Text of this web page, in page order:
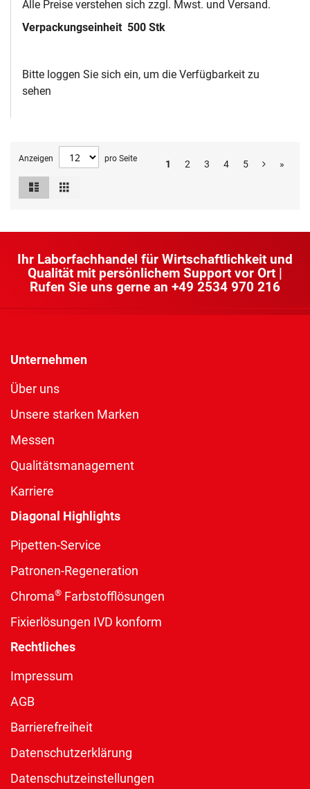
Alle Preise verstehen sich zzgl. Mwst. und Versand.
Verpackungseinheit 500 Stk
Bitte loggen Sie sich ein, um die Verfügbarkeit zu
sehen
Anzeigen pro Seite 1 2 3 4 5 »
Ansicht
Ihr Laborfachhandel für Wirtschaftlichkeit und
Qualität mit persönlichem Support vor Ort |
Rufen Sie uns gerne an +49 2534 970 216
Unternehmen
Über uns
Unsere starken Marken
Messen
Qualitätsmanagement
Karriere
Diagonal Highlights
Pipetten-Service
Patronen-Regeneration
Chroma® Farbstofflösungen
Fixierlösungen IVD konform
Rechtliches
Impressum
AGB
Barrierefreiheit
Datenschutzerklärung
Datenschutzeinstellungen